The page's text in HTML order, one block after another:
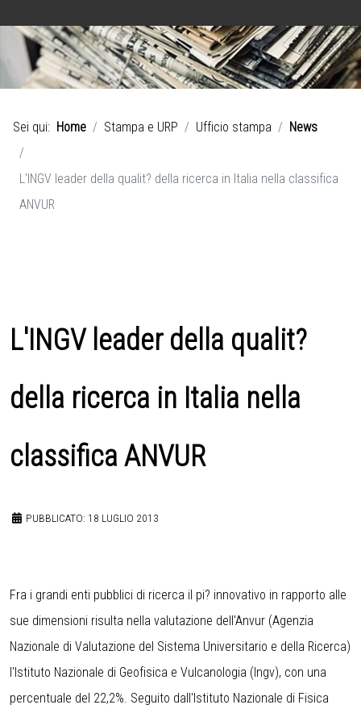
Sei qui: Home Stampa e URP Ufficio stampa News
L'INGV leader della qualit? della ricerca in Italia nella classifica
ANVUR
L'INGV leader della qualit?
della ricerca in Italia nella
classifica ANVUR
PUBBLICATO: 18 LUGLIO 2013
Fra i grandi enti pubblici di ricerca il pi? innovativo in rapporto alle
sue dimensioni risulta nella valutazione dell'Anvur (Agenzia
Nazionale di Valutazione del Sistema Universitario e della Ricerca)
l'Istituto Nazionale di Geofisica e Vulcanologia (Ingv), con una
percentuale del 22,2%. Seguito dall'Istituto Nazionale di Fisica